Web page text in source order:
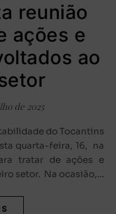
reunião
ações e
ao
de 2025
quarta-feira, 16, na
tratar de ações e
setor. Na ocasião,…